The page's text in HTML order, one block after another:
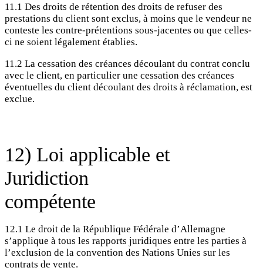
11.1 Des droits de rétention des droits de refuser des
prestations du client sont exclus, à moins que le vendeur ne
conteste les contre-prétentions sous-jacentes ou que celles-
ci ne soient légalement établies.
11.2 La cessation des créances découlant du contrat conclu
avec le client, en particulier une cessation des créances
éventuelles du client découlant des droits à réclamation, est
exclue.
12) Loi applicable et
Juridiction
compétente
12.1 Le droit de la République Fédérale d’Allemagne
s’applique à tous les rapports juridiques entre les parties à
l’exclusion de la convention des Nations Unies sur les
contrats de vente.